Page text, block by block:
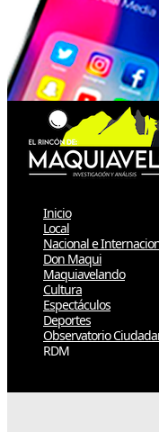
Inicio
Local
Nacional e
Don Maqui
Maquiavelando
Cultura
Espectáculos
Deportes
Observatorio
RDM